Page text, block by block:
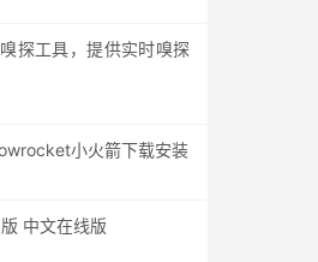
探工具，提供实时嗅探
小火箭下载安装
中文在线版